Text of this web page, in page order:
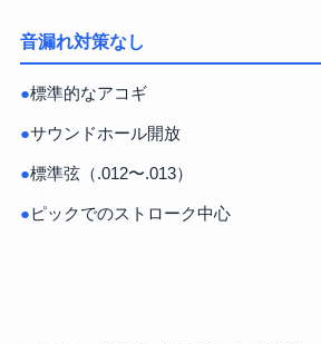
音漏れ対策なし
●標準的なアコギ
●サウンドホール開放
●標準弦（.012〜.013）
●ピックでのストローク中心